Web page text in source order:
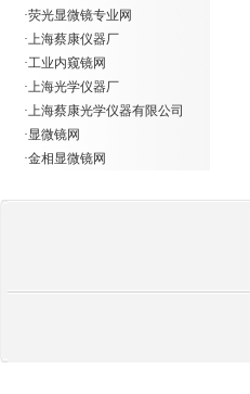
·荧光显微镜专业网
·上海蔡康仪器厂
·工业内窥镜网
·上海光学仪器厂
·上海蔡康光学仪器有限公司
·显微镜网
·金相显微镜网